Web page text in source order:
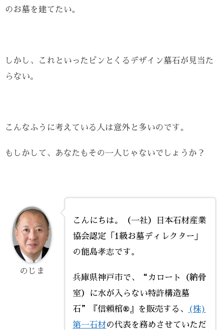
のお墓を建てたい。
しかし、これといったピンとくるデザイン墓石が見当た
らない。
こんなふうに考えている人は意外と多いのです。
もしかして、あなたもその一人じゃないでしょうか？
こんにちは。（一社）日本石材産業
協会認定「1級お墓ディレクター」
の能島孝志です。
兵庫県神戸市で、“カロート（納骨
室）に水が入らない特許構造墓
石”『信頼棺®』を販売する、
(株)
第一石材の代表を務めさせていただ
のじま